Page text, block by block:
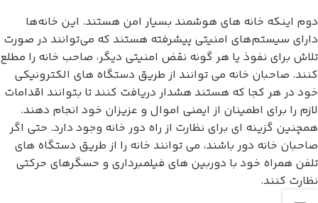
دوم اینکه خانه های هوشمند بسیار امن هستند. این خانه‌ها
دارای سیستم‌های امنیتی پیشرفته هستند که می‌توانند در صورت
تلاش برای نفوذ یا هر گونه نقض امنیتی دیگر، صاحب خانه را مطلع
کنند. صاحبان خانه می توانند از طریق دستگاه های الکترونیکی
خود در هر کجا که هستند هشدار دریافت کنند تا بتوانند اقدامات
لازم را برای اطمینان از ایمنی اموال و عزیزان خود انجام دهند.
همچنین گزینه ای برای نظارت از راه دور خانه وجود دارد. حتی اگر
صاحبان خانه دور باشند، می توانند خانه را از طریق دستگاه های
تلفن همراه خود با دوربین های فیلمبرداری و حسگرهای حرکتی
نظارت کنند.